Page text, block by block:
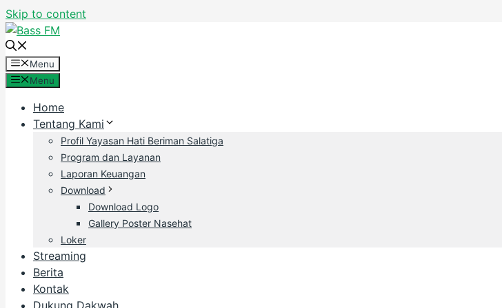
Skip to content
Menu
Menu
Home
Tentang Kami
Profil Yayasan Hati Beriman Salatiga
Program dan Layanan
Laporan Keuangan
Download
Download Logo
Gallery Poster Nasehat
Loker
Streaming
Berita
Kontak
Dukung Dakwah